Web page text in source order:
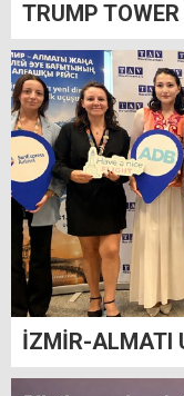
TRUMP
İZMİR-ALMATI